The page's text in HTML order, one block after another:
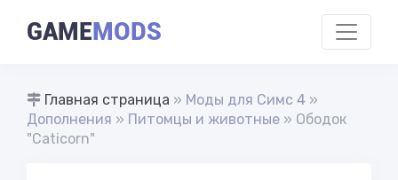
GAMEMODS
Главная страница » Моды для Симс 4 »
Дополнения » Питомцы и животные » Ободок
"Caticorn"